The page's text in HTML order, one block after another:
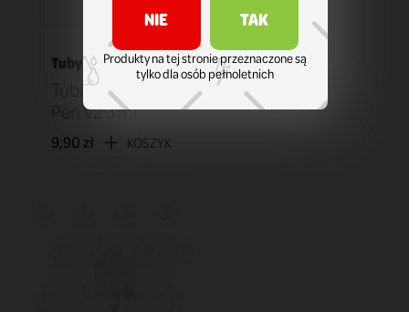
Tuby
Tuba Smok Vape
Pen V2 3 ml
9,90 zł KOSZYK
NIE TAK
Produkty na tej stronie przeznaczone są
tylko dla osób pełnoletnich